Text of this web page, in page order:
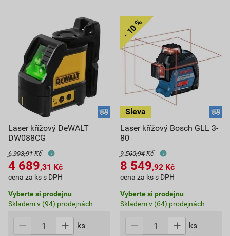
Laser křížový DeWALT
DW088CG
6 993,91 Kč
4 689,31 Kč
cena za ks s DPH
Vyberte si prodejnu
Skladem v (94) prodejnách
ks
Laser křížový Bosch GLL 3-
80
9 560,94 Kč
8 549,92 Kč
cena za ks s DPH
Vyberte si prodejnu
Skladem v (64) prodejnách
ks